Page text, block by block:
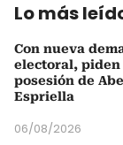
Lo más
Con nueva
electoral, piden
posesión de
Espriella
06/08/2026